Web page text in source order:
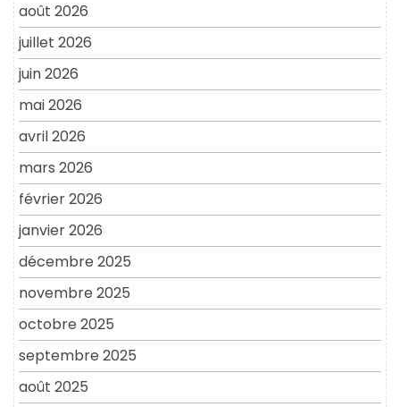
août 2026
juillet 2026
juin 2026
mai 2026
avril 2026
mars 2026
février 2026
janvier 2026
décembre 2025
novembre 2025
octobre 2025
septembre 2025
août 2025